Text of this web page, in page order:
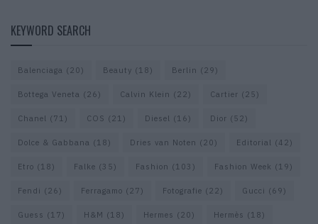
KEYWORD SEARCH
Balenciaga (20) Beauty (18) Berlin (29)
Bottega Veneta (26) Calvin Klein (22) Cartier (25)
Chanel (71) COS (21) Diesel (16) Dior (52)
Dolce & Gabbana (18) Dries van Noten (20) Editorial (42)
Etro (18) Falke (35) Fashion (103) Fashion Week (19)
Fendi (26) Ferragamo (27) Fotografie (22) Gucci (69)
Guess (17) H&M (18) Hermes (20) Hermès (18)